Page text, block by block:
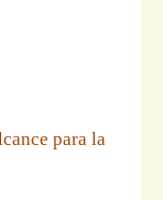
para la